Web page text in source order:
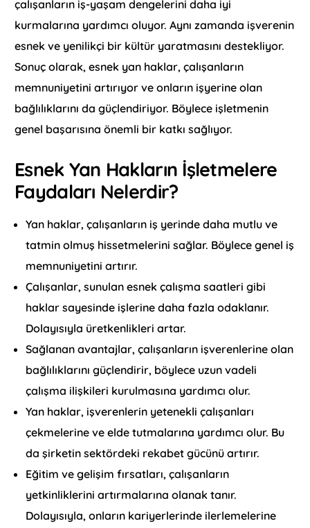
çalışanların iş-yaşam dengelerini daha iyi
kurmalarına yardımcı oluyor. Aynı zamanda işverenin
esnek ve yenilikçi bir kültür yaratmasını destekliyor.
Sonuç olarak, esnek yan haklar, çalışanların
memnuniyetini artırıyor ve onların işyerine olan
bağlılıklarını da güçlendiriyor. Böylece işletmenin
genel başarısına önemli bir katkı sağlıyor.
Esnek Yan Hakların İşletmelere
Faydaları Nelerdir?
Yan haklar, çalışanların iş yerinde daha mutlu ve
tatmin olmuş hissetmelerini sağlar. Böylece genel iş
memnuniyetini artırır.
Çalışanlar, sunulan esnek çalışma saatleri gibi
haklar sayesinde işlerine daha fazla odaklanır.
Dolayısıyla üretkenlikleri artar.
Sağlanan avantajlar, çalışanların işverenlerine olan
bağlılıklarını güçlendirir, böylece uzun vadeli
çalışma ilişkileri kurulmasına yardımcı olur.
Yan haklar, işverenlerin yetenekli çalışanları
çekmelerine ve elde tutmalarına yardımcı olur. Bu
da şirketin sektördeki rekabet gücünü artırır.
Eğitim ve gelişim fırsatları, çalışanların
yetkinliklerini artırmalarına olanak tanır.
Dolayısıyla, onların kariyerlerinde ilerlemelerine